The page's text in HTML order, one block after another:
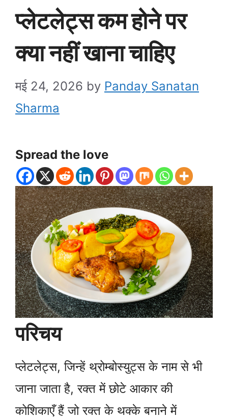
प्लेटलेट्स कम होने पर
क्या नहीं खाना चाहिए
मई 24, 2026 by Panday Sanatan
Sharma
Spread the love
परिचय
प्लेटलेट्स, जिन्हें थ्रोम्बोस्युट्स के नाम से भी
जाना जाता है, रक्त में छोटे आकार की
कोशिकाएँ हैं जो रक्त के थक्के बनाने में